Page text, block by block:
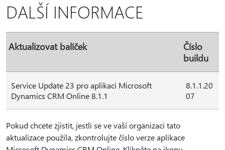
DALŠÍ INFORMACE
Aktualizovat balíček
Číslo
buildu
Service Update 23 pro aplikaci Microsoft
Dynamics CRM Online 8.1.1
8.1.1.20
07
Pokud chcete zjistit, jestli se ve vaší organizaci tato
aktualizace použila, zkontrolujte číslo verze aplikace